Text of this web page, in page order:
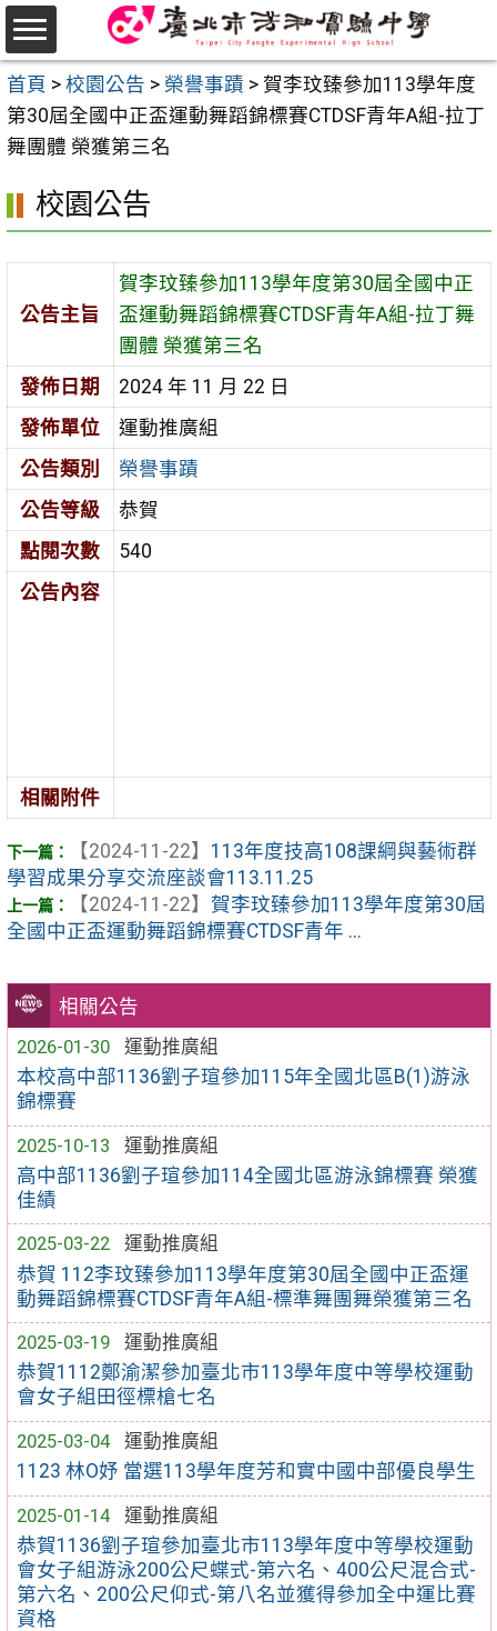
跳
至
主
要
內
首頁 > 校園公告 > 榮譽事蹟 > 賀李玟臻參加113學年度
第30屆全國中正盃運動舞蹈錦標賽CTDSF青年A組-拉丁
舞團體 榮獲第三名
相關公告
2026-01-30
運動推廣組
本校高中部1136劉子瑄參加115年全國北區B(1)游泳
錦標賽
2025-10-13
運動推廣組
高中部1136劉子瑄參加114全國北區游泳錦標賽 榮獲
佳績
2025-03-22
運動推廣組
恭賀 112李玟臻參加113學年度第30屆全國中正盃運
動舞蹈錦標賽CTDSF青年A組-標準舞團舞榮獲第三名
2025-03-19
運動推廣組
恭賀1112鄭渝潔參加臺北市113學年度中等學校運動
會女子組田徑標槍七名
2025-03-04
運動推廣組
1123 林O妤 當選113學年度芳和實中國中部優良學生
2025-01-14
運動推廣組
恭賀1136劉子瑄參加臺北市113學年度中等學校運動
會女子組游泳200公尺蝶式-第六名、400公尺混合式-
第六名、200公尺仰式-第八名並獲得參加全中運比賽
資格
校園公告
公告主旨
賀李玟臻參加113學年度第30屆全國中正
盃運動舞蹈錦標賽CTDSF青年A組-拉丁舞
團體 榮獲第三名
發佈日期
2024 年 11 月 22 日
發佈單位
運動推廣組
公告類別
榮譽事蹟
公告等級
恭賀
點閱次數
540
公告內容
相關附件
【2024-11-22】 113年度技高108課綱與藝術群
學習成果分享交流座談會113.11.25
【2024-11-22】 賀李玟臻參加113學年度第30屆
全國中正盃運動舞蹈錦標賽CTDSF青年 ...
選
單